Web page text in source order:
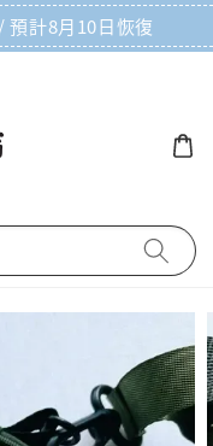
預計8月10日恢復